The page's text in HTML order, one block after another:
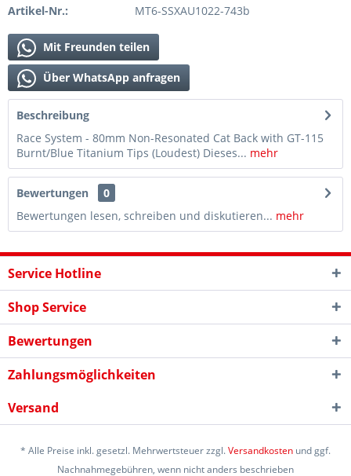
Artikel-Nr.:
MT6-SSXAU1022-743b
Mit Freunden teilen
Über WhatsApp anfragen
Beschreibung
Race System - 80mm Non-Resonated Cat Back with GT-115
Burnt/Blue Titanium Tips (Loudest) Dieses... mehr
Bewertungen
0
Bewertungen lesen, schreiben und diskutieren... mehr
Service Hotline
Shop Service
Bewertungen
Zahlungsmöglichkeiten
Versand
* Alle Preise inkl. gesetzl. Mehrwertsteuer zzgl.Versandkosten und ggf.
Nachnahmegebühren, wenn nicht anders beschrieben